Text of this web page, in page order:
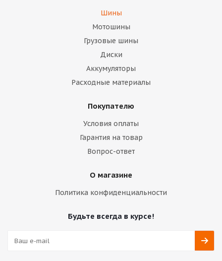
Шины
Мотошины
Грузовые шины
Диски
Аккумуляторы
Расходные материалы
Покупателю
Условия оплаты
Гарантия на товар
Вопрос-ответ
О магазине
Политика конфиденциальности
Будьте всегда в курсе!